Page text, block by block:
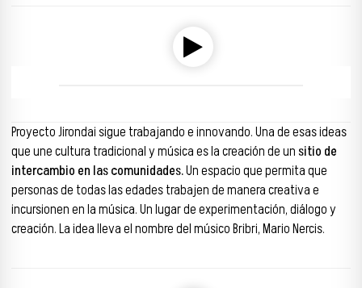
Proyecto Jirondai sigue trabajando e innovando. Una de esas ideas
que une cultura tradicional y música es la creación de unsitio de
intercambio en las comunidades.Un espacio que permita que
personas de todas las edades trabajen de manera creativa e
incursionen en la música. Un lugar de experimentación, diálogo y
creación. La idea lleva el nombre del músico Bribri, Mario Nercis.